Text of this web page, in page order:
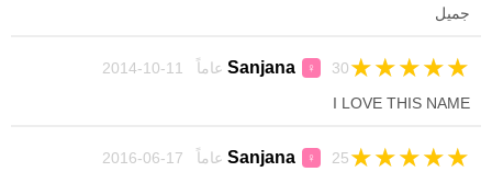
جميل
Sanjana ♀ 30 عاماً 11-10-2014 ★
★
★
★
★
I LOVE THIS NAME
Sanjana ♀ 25 عاماً 17-06-2016 ★
★
★
★
★